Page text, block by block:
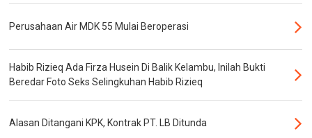
Perusahaan Air MDK 55 Mulai Beroperasi
Habib Rizieq Ada Firza Husein Di Balik Kelambu, Inilah Bukti
Beredar Foto Seks Selingkuhan Habib Rizieq
Alasan Ditangani KPK, Kontrak PT. LB Ditunda